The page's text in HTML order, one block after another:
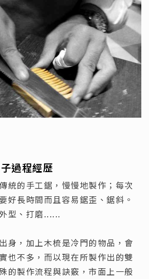
過程經歷
統的手工鋸，慢慢地製作；每次
好長時間而且容易鋸歪、鋸斜。
型、打磨......
身，加上木梳是冷門的物品，會
也不多，而以現在所製作出的雙
的製作流程與訣竅，市面上一般